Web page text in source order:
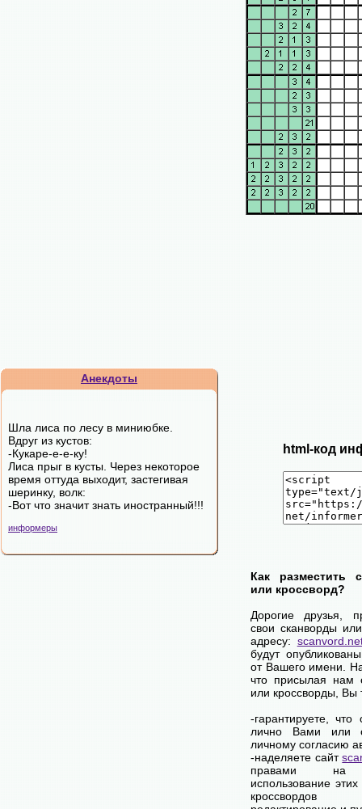
Анекдоты
Шла лиса по лесу в миниюбке.
Вдруг из кустов:
-Кукаре-е-е-ку!
Лиса прыг в кусты. Через некоторое
время оттуда выходит, застегивая
шеринку, волк:
-Вот что значит знать иностранный!!!
информеры
html-код
Как разместить
или кроссворд?
Дорогие друзья,
свои сканворды
адресу:
будут
от Вашего имени.
что присылая нам
или кроссворды,
-гарантируете, что
лично Вами или
личному согласию
-наделяете сайт
правами на
использование